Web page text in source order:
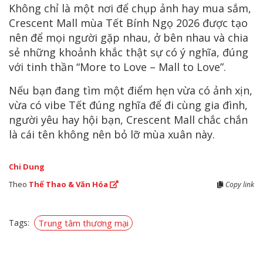
Không chỉ là một nơi để chụp ảnh hay mua sắm,
Crescent Mall mùa Tết Bính Ngọ 2026 được tạo
nên để mọi người gặp nhau, ở bên nhau và chia
sẻ những khoảnh khắc thật sự có ý nghĩa, đúng
với tinh thần “More to Love – Mall to Love”.
Nếu bạn đang tìm một điểm hẹn vừa có ảnh xịn,
vừa có vibe Tết đúng nghĩa để đi cùng gia đình,
người yêu hay hội bạn, Crescent Mall chắc chắn
là cái tên không nên bỏ lỡ mùa xuân này.
Chi Dung
Theo Thể Thao & Văn Hóa Copy link
Tags: Trung tâm thương mại